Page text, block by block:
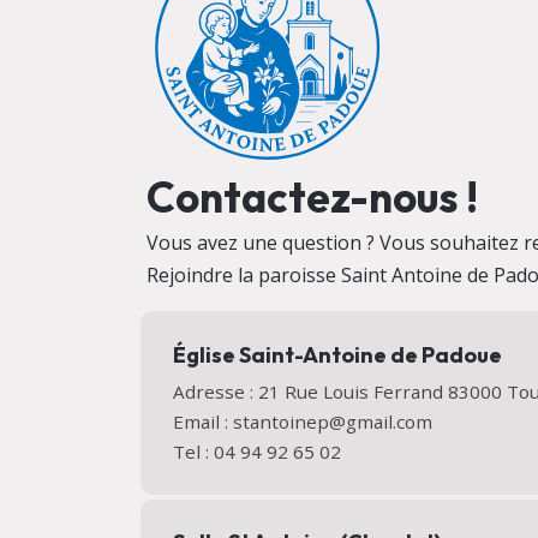
Contactez-nous !
Vous avez une question ? Vous souhaitez
Rejoindre la paroisse Saint Antoine de
Église Saint-Antoine de Padoue
Adresse : 21 Rue Louis Ferrand 83000
Email : stantoinep@gmail.com
Tel : 04 94 92 65 02